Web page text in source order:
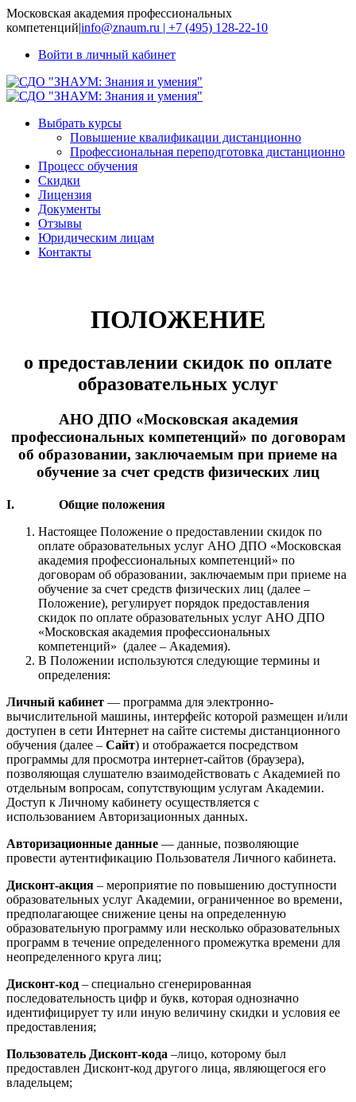
Московская академия профессиональных
компетенций|info@znaum.ru | +7 (495) 128-22-10
Войти в личный кабинет
Выбрать курсы
Повышение квалификации дистанционно
Профессиональная переподготовка дистанционно
Процесс обучения
Скидки
Лицензия
Документы
Отзывы
Юридическим лицам
Контакты
ПОЛОЖЕНИЕ
о предоставлении скидок по оплате
образовательных услуг
АНО ДПО «Московская академия
профессиональных компетенций» по договорам
об образовании, заключаемым при приеме на
обучение за счет средств физических лиц
I. Общие положения
Настоящее Положение о предоставлении скидок по
оплате образовательных услуг АНО ДПО «Московская
академия профессиональных компетенций» по
договорам об образовании, заключаемым при приеме на
обучение за счет средств физических лиц (далее –
Положение), регулирует порядок предоставления
скидок по оплате образовательных услуг АНО ДПО
«Московская академия профессиональных
компетенций» (далее – Академия).
В Положении используются следующие термины и
определения:
Личный кабинет — программа для электронно-
вычислительной машины, интерфейс которой размещен и/или
доступен в сети Интернет на сайте системы дистанционного
обучения (далее – Сайт) и отображается посредством
программы для просмотра интернет-сайтов (браузера),
позволяющая слушателю взаимодействовать с Академией по
отдельным вопросам, сопутствующим услугам Академии.
Доступ к Личному кабинету осуществляется с
использованием Авторизационных данных.
Авторизационные данные — данные, позволяющие
провести аутентификацию Пользователя Личного кабинета.
Дисконт-акция – мероприятие по повышению доступности
образовательных услуг Академии, ограниченное во времени,
предполагающее снижение цены на определенную
образовательную программу или несколько образовательных
программ в течение определенного промежутка времени для
неопределенного круга лиц;
Дисконт-код – специально сгенерированная
последовательность цифр и букв, которая однозначно
идентифицирует ту или иную величину скидки и условия ее
предоставления;
Пользователь Дисконт-кода –лицо, которому был
предоставлен Дисконт-код другого лица, являющегося его
владельцем;